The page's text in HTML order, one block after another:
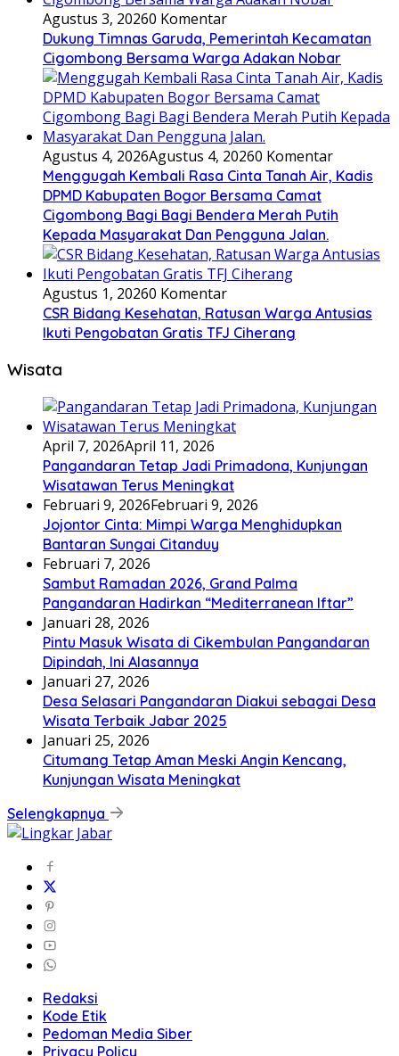
Agustus 3, 20260 Komentar
Dukung Timnas Garuda, Pemerintah Kecamatan
Cigombong Bersama Warga Adakan Nobar
Agustus 4, 2026Agustus 4, 20260 Komentar
Menggugah Kembali Rasa Cinta Tanah Air, Kadis
DPMD Kabupaten Bogor Bersama Camat
Cigombong Bagi Bagi Bendera Merah Putih
Kepada Masyarakat Dan Pengguna Jalan.
Agustus 1, 20260 Komentar
CSR Bidang Kesehatan, Ratusan Warga Antusias
Ikuti Pengobatan Gratis TFJ Ciherang
Wisata
April 7, 2026April 11, 2026
Pangandaran Tetap Jadi Primadona, Kunjungan
Wisatawan Terus Meningkat
Februari 9, 2026Februari 9, 2026
Jojontor Cinta: Mimpi Warga Menghidupkan
Bantaran Sungai Citanduy
Februari 7, 2026
Sambut Ramadan 2026, Grand Palma
Pangandaran Hadirkan “Mediterranean Iftar”
Januari 28, 2026
Pintu Masuk Wisata di Cikembulan Pangandaran
Dipindah, Ini Alasannya
Januari 27, 2026
Desa Selasari Pangandaran Diakui sebagai Desa
Wisata Terbaik Jabar 2025
Januari 25, 2026
Citumang Tetap Aman Meski Angin Kencang,
Kunjungan Wisata Meningkat
Selengkapnya
Redaksi
Kode Etik
Pedoman Media Siber
Privacy Policy